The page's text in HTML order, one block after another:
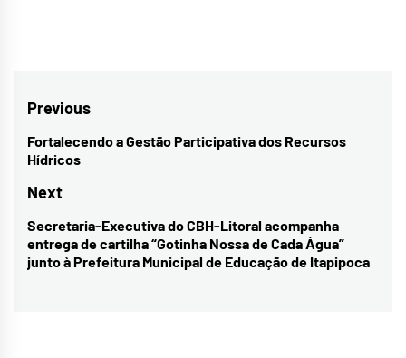
Navegação
de
Previous
Previous
post:
Fortalecendo a Gestão Participativa dos Recursos
Hídricos
Next
Next
post:
Secretaria-Executiva do CBH-Litoral acompanha
entrega de cartilha “Gotinha Nossa de Cada Água”
junto à Prefeitura Municipal de Educação de Itapipoca